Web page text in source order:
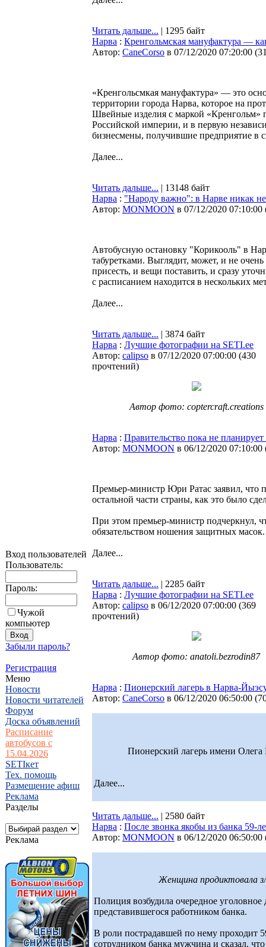
Вход пользователей
Пользователь:
Пароль:
Чужой
компьютер
Забыли пароль?
Регистрация
Меню
Новости
Новости читателей
Форум
Доска объявлений
Расписание
автобусов с
15.04.2026
SETIкет
Тех. помощь
Размещение афиш
Реклама
Разделы
Реклама
Читать дальше... | 1295 байт
Нарва : Кренгольмская мануфактура —
Автор: CaneCorso в 07/12/2020 07:20:00 (
«Кренгольсмкая мануфактура» — это
территории города Нарва, которое на
Швейные изделия с маркой «Кренгольм»
Российской империи, и в первую
бизнесмены, получившие предприятие в
Далее...
Читать дальше... | 13148 байт
Нарва : "Народу важно": в Нарве никак
Автор: MONMOON в 07/12/2020 07:10:00
Автобусную остановку "Корикооль" в
табуретками. Выглядит, может, и не
присесть, и вещи поставить, и сразу
с расписанием находится в нескольких
Далее...
Читать дальше... | 3874 байт
Нарва : Лучшие фотографии на SETI.ee
Автор: calipso в 07/12/2020 07:00:00 (430
прочтений)
Автор фото: coptercraft.creations
Нарва : Правительство пока не
Автор: MONMOON в 06/12/2020 07:10:00
Премьер-министр Юри Ратас заявил, что
остальной части страны, как это было
При этом премьер-министр подчеркнул,
обязательством ношения защитных масок.
Далее...
Читать дальше... | 2285 байт
Нарва : Лучшие фотографии на SETI.ee
Автор: calipso в 06/12/2020 07:00:00 (369
прочтений)
Автор фото: anatoli.bezrodin87
Нарва : Пионерский лагерь в Нарва-
Автор: CaneCorso в 06/12/2020 06:50:00 (
Пионерский лагерь имени
Далее...
Читать дальше... | 2580 байт
Нарва : После звонка якобы из банка 59-
Автор: MONMOON в 06/12/2020 06:50:00
Женщина продиктовала
Полиция возбудила очередное
представившегося работником банка.
В роли пострадавшей по нему проходит
сотрудником банка мужчина и сказал,